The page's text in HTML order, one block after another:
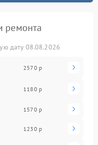
ремонта
дату 08.08.2026
2570 р
1180 р
1570 р
1230 р